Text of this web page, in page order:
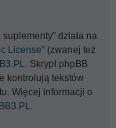
działa na
License” (zwanej też
. Skrypt phpBB
kontrolują tekstów
Więcej informacji o
.